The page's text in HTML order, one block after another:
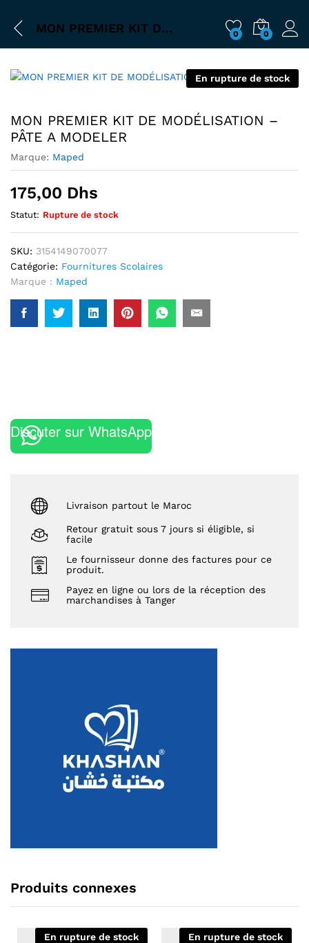
MON PREMIER KIT DE MODÉLISATION – PÂTE A MODELER 0 0
En rupture de stock
MON PREMIER KIT DE MODÉLISATION –
PÂTE A MODELER
Marque: Maped
175,00 Dhs
Statut: Rupture de stock
SKU: 3154149070077
Catégorie: Fournitures Scolaires
Marque : Maped
Discuter sur WhatsApp
Livraison partout le Maroc
Retour gratuit sous 7 jours si éligible, si
facile
Le fournisseur donne des factures pour ce
produit.
Payez en ligne ou lors de la réception des
marchandises à Tanger
Produits connexes
En rupture de stock En rupture de stock